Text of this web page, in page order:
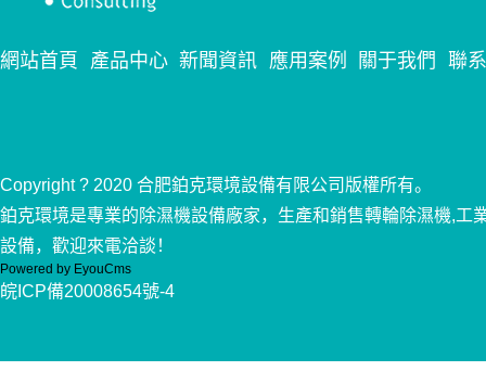
網站首頁 產品中心 新聞資訊 應用案例 關于我們 聯
Copyright ? 2020 合肥鉑克環境設備有限公司版權所有。
鉑克環境是專業的除濕機設備廠家，生產和銷售轉輪除濕機,工
設備，歡迎來電洽談！
Powered by EyouCms
皖ICP備20008654號-4